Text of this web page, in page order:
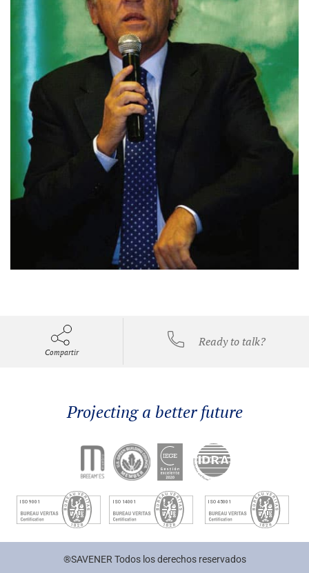
Compartir
Ready to talk?
Projecting a better future
®SAVENER Todos los derechos reservados